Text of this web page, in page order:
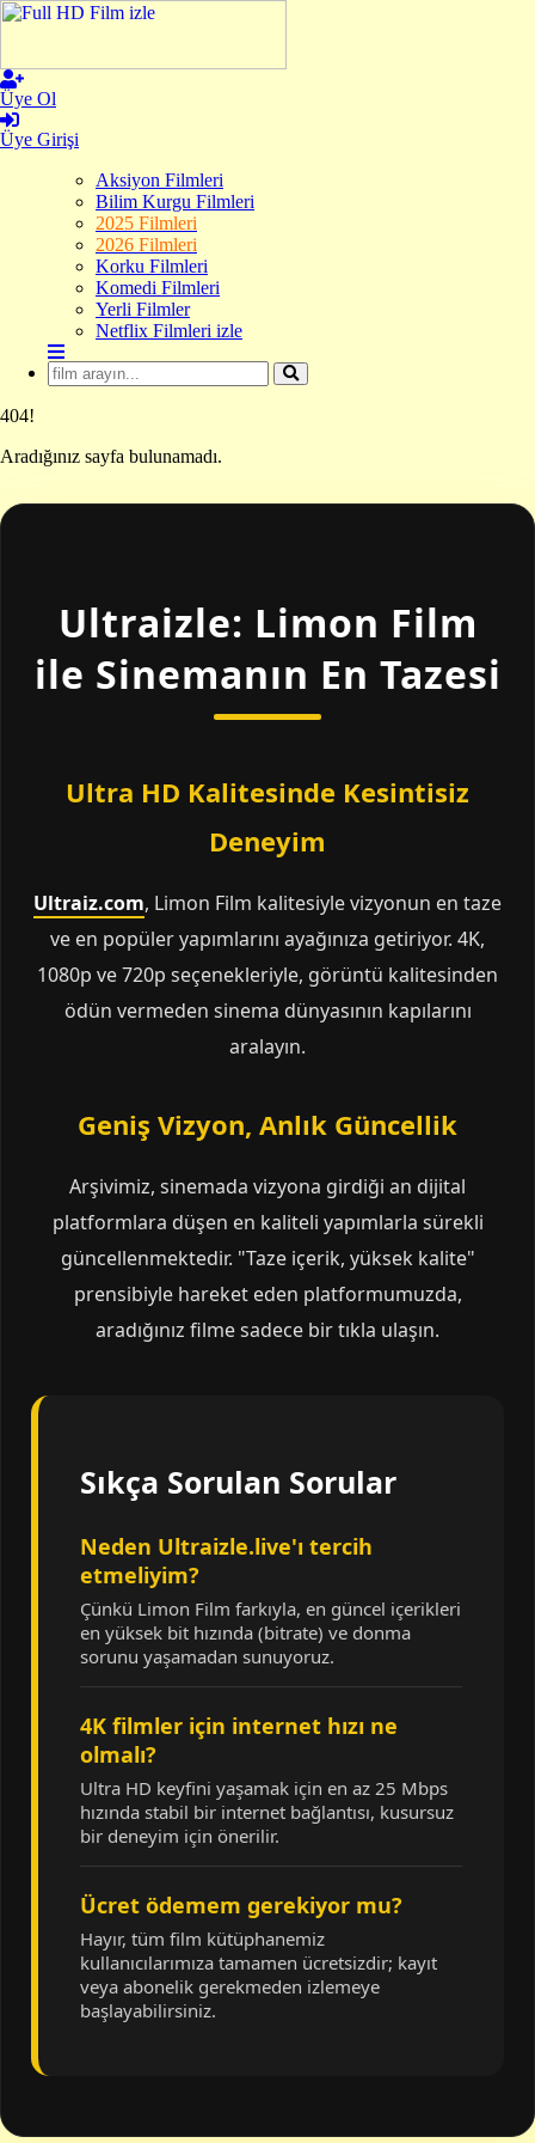
Üye Ol
Üye Girişi
Aksiyon Filmleri
Bilim Kurgu Filmleri
2025 Filmleri
2026 Filmleri
Korku Filmleri
Komedi Filmleri
Yerli Filmler
Netflix Filmleri izle
404!
Aradığınız sayfa bulunamadı.
Ultraizle: Limon Film
ile Sinemanın En Tazesi
Ultra HD Kalitesinde Kesintisiz
Deneyim
Ultraiz.com, Limon Film kalitesiyle vizyonun en taze
ve en popüler yapımlarını ayağınıza getiriyor. 4K,
1080p ve 720p seçenekleriyle, görüntü kalitesinden
ödün vermeden sinema dünyasının kapılarını
aralayın.
Geniş Vizyon, Anlık Güncellik
Arşivimiz, sinemada vizyona girdiği an dijital
platformlara düşen en kaliteli yapımlarla sürekli
güncellenmektedir. "Taze içerik, yüksek kalite"
prensibiyle hareket eden platformumuzda,
aradığınız filme sadece bir tıkla ulaşın.
Sıkça Sorulan Sorular
Neden Ultraizle.live'ı tercih
etmeliyim?
Çünkü Limon Film farkıyla, en güncel içerikleri
en yüksek bit hızında (bitrate) ve donma
sorunu yaşamadan sunuyoruz.
4K filmler için internet hızı ne
olmalı?
Ultra HD keyfini yaşamak için en az 25 Mbps
hızında stabil bir internet bağlantısı, kusursuz
bir deneyim için önerilir.
Ücret ödemem gerekiyor mu?
Hayır, tüm film kütüphanemiz
kullanıcılarımıza tamamen ücretsizdir; kayıt
veya abonelik gerekmeden izlemeye
başlayabilirsiniz.